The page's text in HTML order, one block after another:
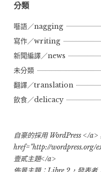
分類
囈語／nagging
寫作／writing
新聞編譯／news
未分類
翻譯／translation
飲食／delicacy
自豪的採用 WordPress </a>
href="http://wordpress.org/
壹貳主題</a>